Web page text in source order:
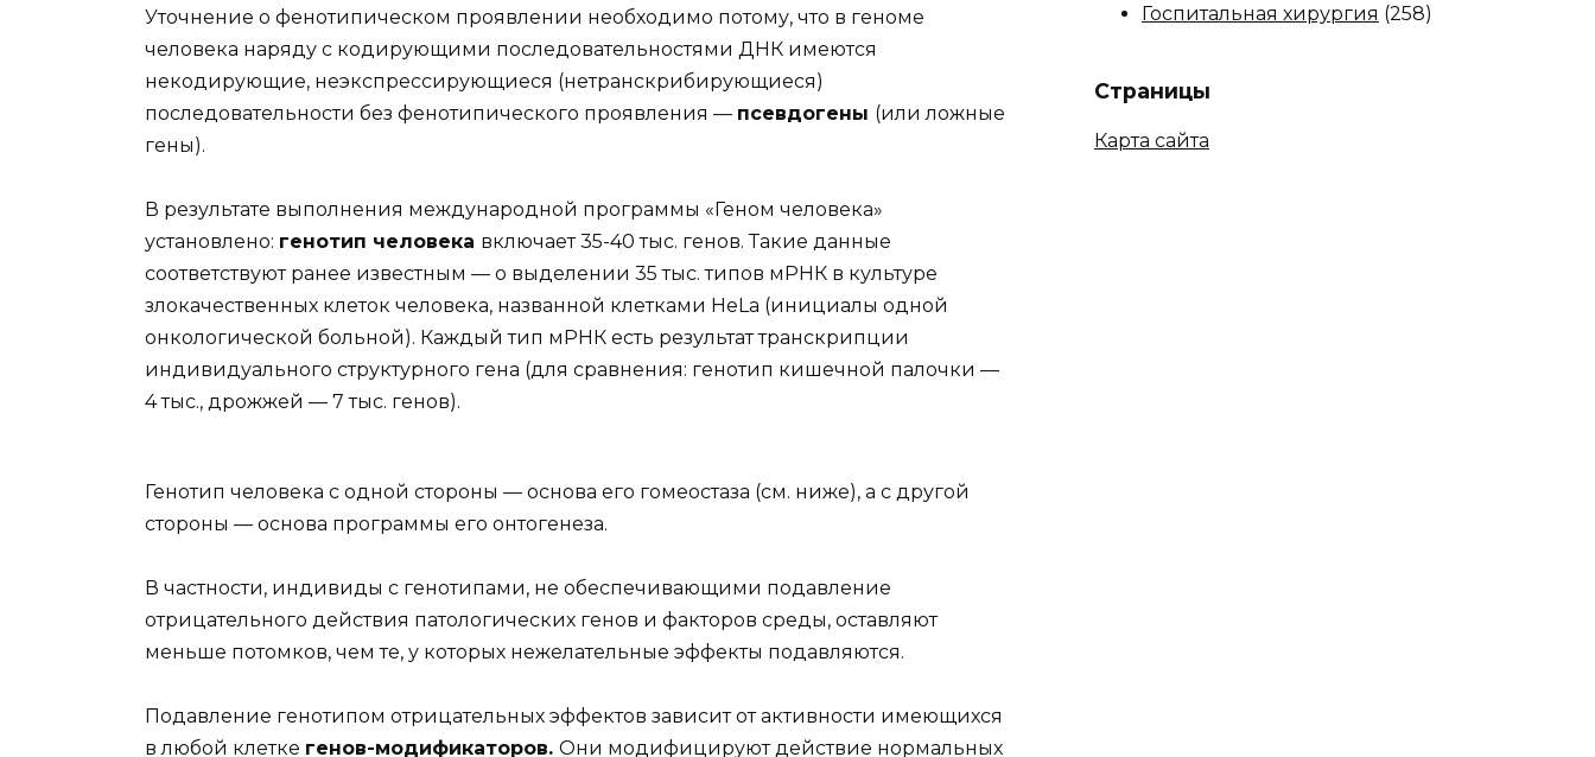
Уточнение о фенотипическом проявлении необходимо потому, что в геноме
человека наряду с кодирующими последовательностями ДНК имеются
некодирующие, неэкспрессирующиеся (нетранскрибирующиеся)
последовательности без фенотипического проявления — псевдогены (или ложные
гены).
В результате выполнения международной программы «Геном человека»
установлено: генотип человека включает 35-40 тыс. генов. Такие данные
соответствуют ранее известным — о выделении 35 тыс. типов мРНК в культуре
злокачественных клеток человека, названной клетками HeLa (инициалы одной
онкологической больной). Каждый тип мРНК есть результат транскрипции
индивидуального структурного гена (для сравнения: генотип кишечной палочки —
4 тыс., дрожжей — 7 тыс. генов).
Генотип человека с одной стороны — основа его гомеостаза (см. ниже), а с другой
стороны — основа программы его онтогенеза.
В частности, индивиды с генотипами, не обеспечивающими подавление
отрицательного действия патологических генов и факторов среды, оставляют
меньше потомков, чем те, у которых нежелательные эффекты подавляются.
Подавление генотипом отрицательных эффектов зависит от активности имеющихся
в любой клетке генов-модификаторов. Они модифицируют действие нормальных
Госпитальная хирургия (258)
Страницы
Карта сайта